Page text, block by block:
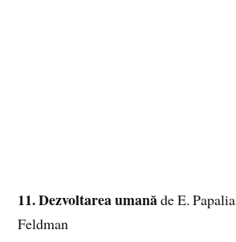
11. Dezvoltarea umanădeE.
Feldman